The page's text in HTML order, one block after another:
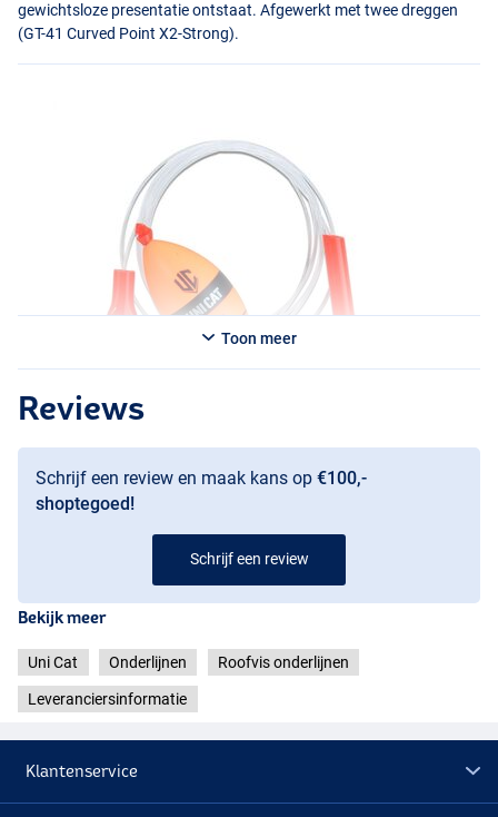
gewichtsloze presentatie ontstaat. Afgewerkt met twee dreggen
(GT-41 Curved Point X2-Strong).
Toon meer
Reviews
Schrijf een review en maak kans op €100,-
shoptegoed!
Schrijf een review
Bekijk meer
Uni Cat Onderlijnen Roofvis onderlijnen
Leveranciersinformatie
Klantenservice